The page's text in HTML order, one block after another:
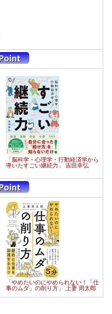
「脳科学・心理学・行動経済学から
導いたすごい継続力」 吉田幸弘
「やめたいのにやめられない！「仕
事のムダ」の削り方」 上妻 周太郎